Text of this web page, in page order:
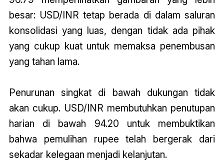
besar: USD/INR tetap berada di dalam saluran
konsolidasi yang luas, dengan tidak ada pihak
yang cukup kuat untuk memaksa penembusan
yang tahan lama.
Penurunan singkat di bawah dukungan tidak
akan cukup. USD/INR membutuhkan penutupan
harian di bawah 94.20 untuk membuktikan
bahwa pemulihan rupee telah bergerak dari
sekadar kelegaan menjadi kelanjutan.